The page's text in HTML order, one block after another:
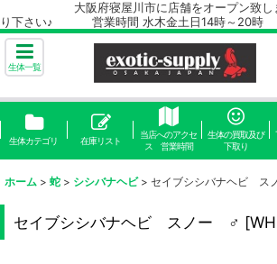
大阪府寝屋川市に店舗をオープン致しま
り下さい♪ 営業時間 水木金土日14時～20時
生体一覧
生体カテゴリ 在庫リスト
当店へのアクセ
ス 営業時間
生体の買取及び
下取り
ホーム > 蛇 > シシバナヘビ > セイブシシバナヘビ
セイブシシバナヘビ スノー ♂ [